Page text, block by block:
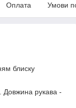
Оплата Умови
блиску
Довжина рукава -